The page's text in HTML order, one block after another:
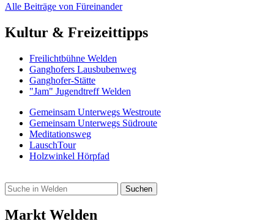
Alle Beiträge von Füreinander
Kultur & Freizeittipps
Freilicht­bühne Welden
Ganghofers Lausbubenweg
Ganghofer-Stätte
"Jam" Jugendtreff Welden
Gemeinsam Unterwegs Westroute
Gemeinsam Unterwegs Südroute
Meditationsweg
LauschTour
Holzwinkel Hörpfad
Markt Welden